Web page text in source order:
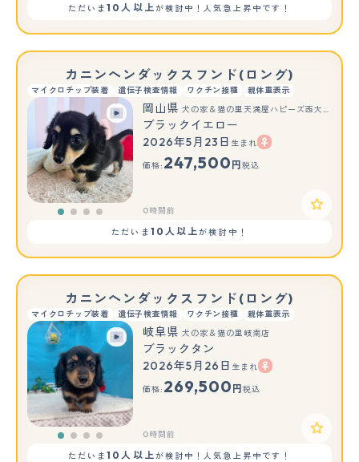
ただいま10人以上が検討中！人気急上昇中です！
カニンヘンダックスフンド(ロング)
マイクロチップ装着 遺伝子検査情報 ワクチン接種 親体重表示
岡山県 犬の家＆猫の里天満屋ハピーズ西大寺モール店
ブラックイエロー
2026年5月23日 生まれ
価格: 247,500 円 税込
0時間前
ただいま 10人以上が検討中！
カニンヘンダックスフンド(ロング)
マイクロチップ装着 遺伝子検査情報 ワクチン接種 親体重表示
岐阜県 犬の家＆猫の里岐南店
ブラックタン
2026年5月26日 生まれ
価格: 269,500 円 税込
0時間前
ただいま10人以上が検討中！人気急上昇中です！